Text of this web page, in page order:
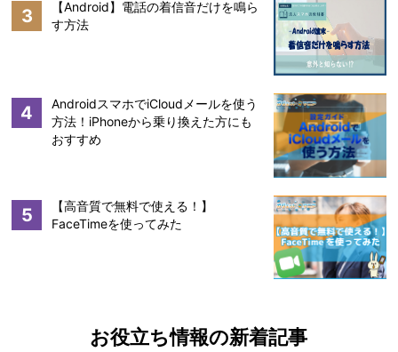
3
【Android】電話の着信音だけを鳴ら
す方法
4
AndroidスマホでiCloudメールを使う
方法！iPhoneから乗り換えた方にも
おすすめ
5
【高音質で無料で使える！】
FaceTimeを使ってみた
お役立ち情報の新着記事